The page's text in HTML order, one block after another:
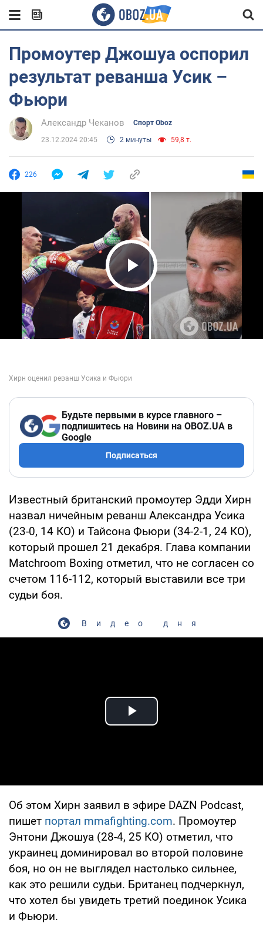
Промоутер Джошуа оспорил
результат реванша Усик –
Фьюри
Александр Чеканов Спорт Oboz
23.12.2024 20:45 2 минуты 59,8 т.
226
Play Video
Будьте первыми в курсе главного –
подпишитесь на Новини на OBOZ.UA в
Google
Подписаться
Известный британский промоутер Эдди Хирн
назвал ничейным реванш Александра Усика
(23-0, 14 КО) и Тайсона Фьюри (34-2-1, 24 КО),
который прошел 21 декабря. Глава компании
Matchroom Boxing отметил, что не согласен со
счетом 116-112, который выставили все три
судьи боя.
Видео дня
Play Video
Об этом Хирн заявил в эфире DAZN Podcast,
пишет портал mmafighting.com. Промоутер
Энтони Джошуа (28-4, 25 КО) отметил, что
украинец доминировал во второй половине
боя, но он не выглядел настолько сильнее,
как это решили судьи. Британец подчеркнул,
что хотел бы увидеть третий поединок Усика
и Фьюри.